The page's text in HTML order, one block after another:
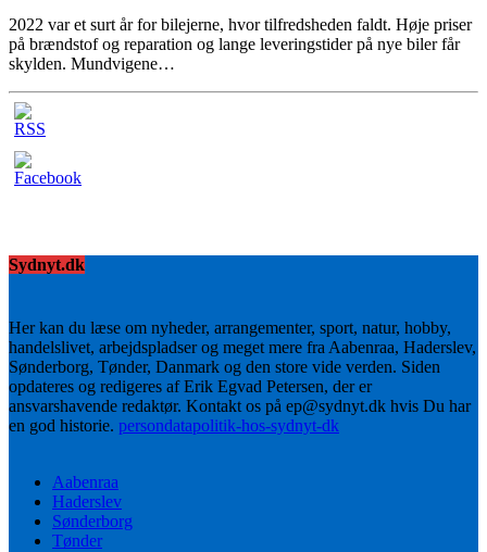
2022 var et surt år for bilejerne, hvor tilfredsheden faldt. Høje priser
på brændstof og reparation og lange leveringstider på nye biler får
skylden. Mundvigene…
Sydnyt.dk
Her kan du læse om nyheder, arrangementer, sport, natur, hobby,
handelslivet, arbejdspladser og meget mere fra Aabenraa, Haderslev,
Sønderborg, Tønder, Danmark og den store vide verden. Siden
opdateres og redigeres af Erik Egvad Petersen, der er
ansvarshavende redaktør. Kontakt os på ep@sydnyt.dk hvis Du har
en god historie. persondatapolitik-hos-sydnyt-dk
Aabenraa
Haderslev
Sønderborg
Tønder